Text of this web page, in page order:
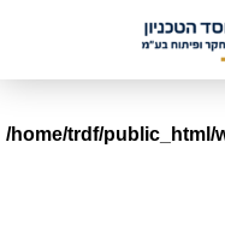
/home/trdf/public_html/